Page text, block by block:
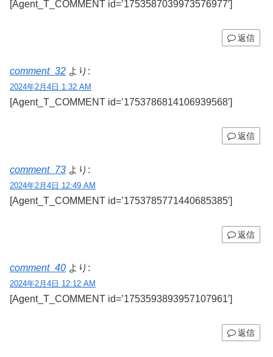
[Agent_T_COMMENT id=’1753587039973576977′]
返信
comment_32 より:
2024年2月4日 1:32 AM
[Agent_T_COMMENT id=’1753786814106939568′]
返信
comment_73 より:
2024年2月4日 12:49 AM
[Agent_T_COMMENT id=’1753785771440685385′]
返信
comment_40 より:
2024年2月4日 12:12 AM
[Agent_T_COMMENT id=’1753593893957107961′]
返信